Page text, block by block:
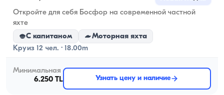
Откройте для себя Босфор на современной частной
яхте
С капитаном
Моторная яхта
Круиз 12 чел. · 18.00m
Минимальная
6.250 TL
Узнать цену и наличие